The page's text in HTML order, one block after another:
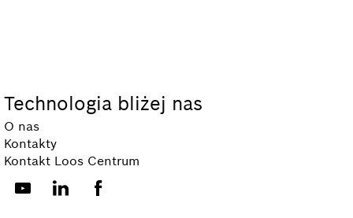
Technologia bliżej nas
O nas
Kontakty
Kontakt Loos Centrum